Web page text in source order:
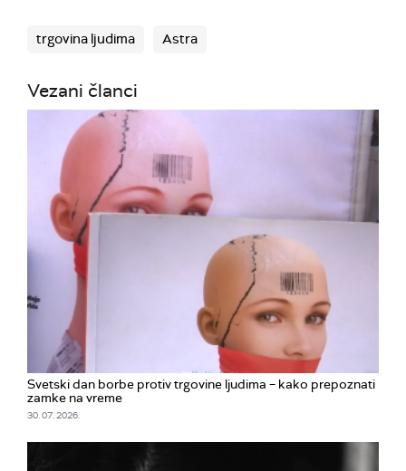
trgovina ljudima Astra
Vezani članci
Svetski dan borbe protiv trgovine ljudima – kako prepoznati
zamke na vreme
30. 07. 2026.